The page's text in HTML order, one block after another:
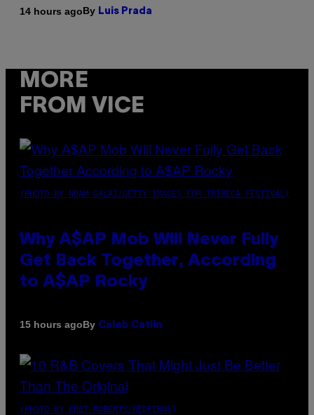
14 hours agoBy Luis Prada
MORE
FROM VICE
(PHOTO BY NOAM GALAI/GETTY IMAGES FOR TRIBECA FESTIVAL)
Why A$AP Mob Will Never Fully
Get Back Together, According
to A$AP Rocky
15 hours agoBy Caleb Catlin
(PHOTO BY EBET ROBERTS/REDFERNS)